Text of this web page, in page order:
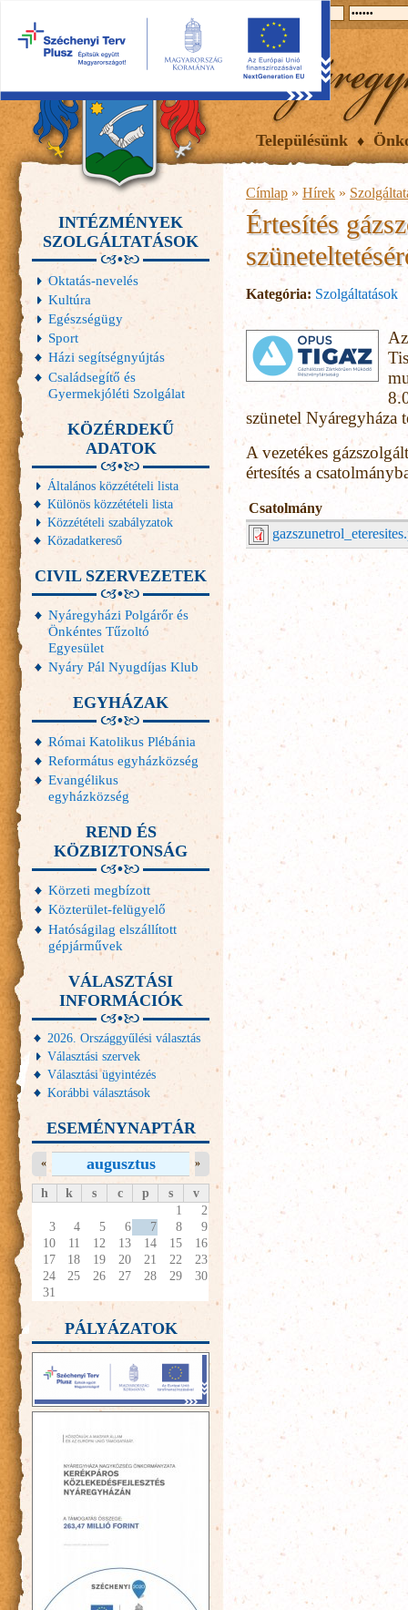
Településünk
Címlap » Hírek »
Értesítés
Kategória: Szolgáltatások
szünetel Nyáregyháza
A vezetékes
értesítés a
Csatolmány
INTÉZMÉNYEK
SZOLGÁLTATÁSOK
Oktatás-nevelés
Kultúra
Egészségügy
Sport
Házi segítségnyújtás
Családsegítő és
Gyermekjóléti Szolgálat
KÖZÉRDEKŰ
ADATOK
Általános közzétételi lista
Különös közzétételi lista
Közzétételi szabályzatok
Közadatkereső
CIVIL SZERVEZETEK
Nyáregyházi Polgárőr és
Önkéntes Tűzoltó
Egyesület
Nyáry Pál Nyugdíjas Klub
EGYHÁZAK
Római Katolikus Plébánia
Református egyházközség
Evangélikus
egyházközség
REND ÉS
KÖZBIZTONSÁG
Körzeti megbízott
Közterület-felügyelő
Hatóságilag elszállított
gépjárművek
VÁLASZTÁSI
INFORMÁCIÓK
2026. Országgyűlési választás
Választási szervek
Választási ügyintézés
Korábbi választások
ESEMÉNYNAPTÁR
augusztus
« »
h k s c p s
v
1
2
3
4 5 6 7 8
9
10
11 12 13 14 15
16
17
18 19 20 21 22
23
24
25 26 27 28 29
30
31
PÁLYÁZATOK